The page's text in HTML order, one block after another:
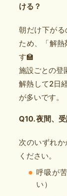
ける？
朝だけ下が
ため、「解
す🏫
施設ごとの登
解熱して2日
が多いです。
Q10. 夜間、
次のいずれ
ください。
呼吸が
い）